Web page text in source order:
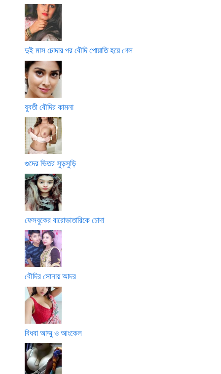
দুই মাস চোদার পর বৌদি পোয়াতি হয়ে গেল
যুবতী বৌদির কামনা
গুদের ভিতর সুড়সুড়ি
ফেসবুকের বারোভাতারিকে চোদা
বৌদির সোনায় আদর
বিধবা আম্মু ও আংকেল